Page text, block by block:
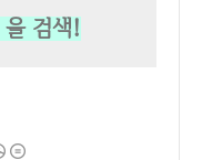
을 검색!